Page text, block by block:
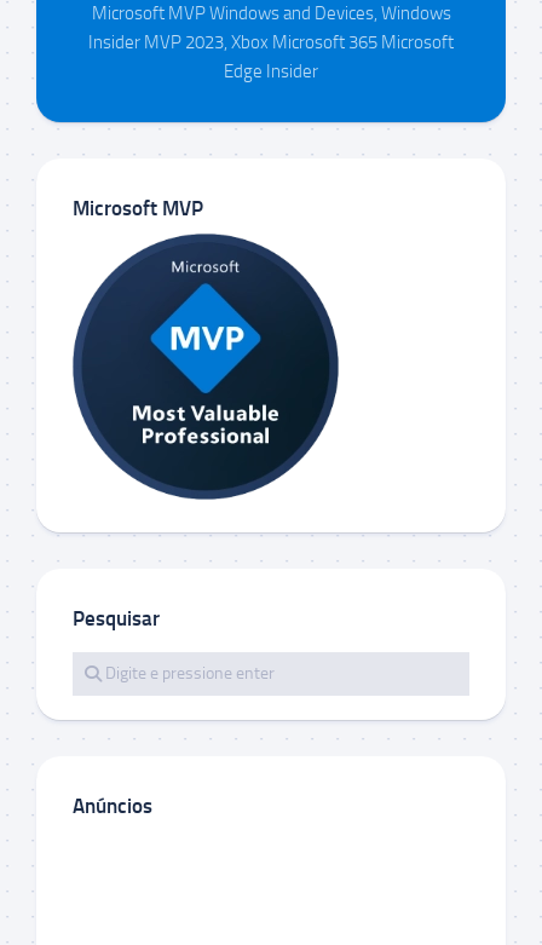
Microsoft MVP Windows and Devices, Windows
Insider MVP 2023, Xbox Microsoft 365 Microsoft
Edge Insider
Microsoft MVP
Pesquisar
Anúncios